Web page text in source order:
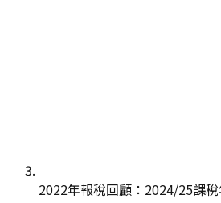
2022年報稅回顧：2024/25課